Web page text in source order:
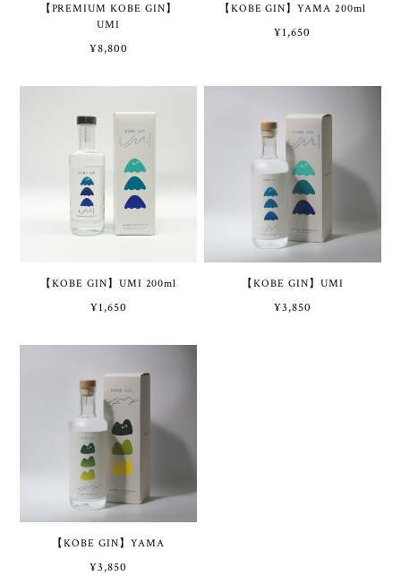
【PREMIUM KOBE GIN】
UMI
¥8,800
【KOBE GIN】YAMA 200ml
¥1,650
【KOBE GIN】UMI 200ml
¥1,650
【KOBE GIN】UMI
¥3,850
【KOBE GIN】YAMA
¥3,850